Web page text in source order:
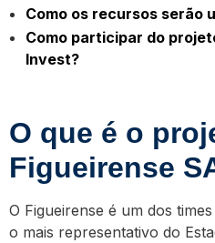
Como os recursos serão
Como participar do
Invest?
O que é o
Figueirense
O Figueirense é um dos
o mais representativo do